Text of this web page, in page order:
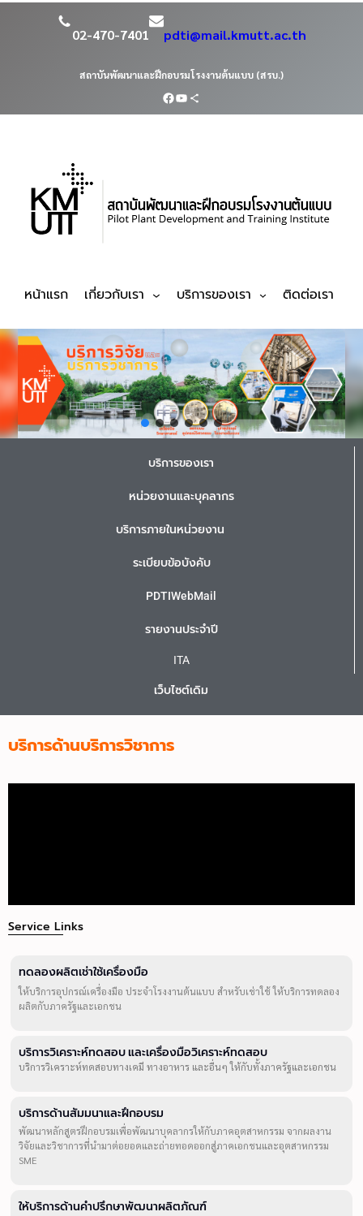
02-470-7401 pdti@mail.kmutt.ac.th
สถาบันพัฒนาและฝึกอบรมโรงงานต้นแบบ (สรบ.)
หน้าแรก เกี่ยวกับเรา บริการของเรา ติดต่อเรา
บริการของเรา
หน่วยงานและบุคลากร
บริการภายในหน่วยงาน
ระเบียบข้อบังคับ
PDTIWebMail
รายงานประจำปี
ITA
เว็บไซต์เดิม
บริการด้านบริการวิชาการ
Service Links
ทดลองผลิตเช่าใช้เครื่องมือ
ให้บริการอุปกรณ์เครื่องมือ ประจำโรงงานต้นแบบ สำหรับเช่าใช้ ให้บริการทดลอง
ผลิตกับภาครัฐและเอกชน
บริการวิเคราะห์ทดสอบ และเครื่องมือวิเคราะห์ทดสอบ
บริการวิเคราะห์ทดสอบทางเคมี ทางอาหาร และอื่นๆ ให้กับทั้งภาครัฐและเอกชน
บริการด้านสัมมนาและฝึกอบรม
พัฒนาหลักสูตรฝึกอบรมเพื่อพัฒนาบุคลากรให้กับภาคอุตสาหกรรม จากผลงาน
วิจัยและวิชาการที่นำมาต่อยอดและถ่ายทอดออกสู่ภาคเอกชนและอุตสาหกรรม
SME
ให้บริการด้านคำปรึกษาพัฒนาผลิตภัณฑ์